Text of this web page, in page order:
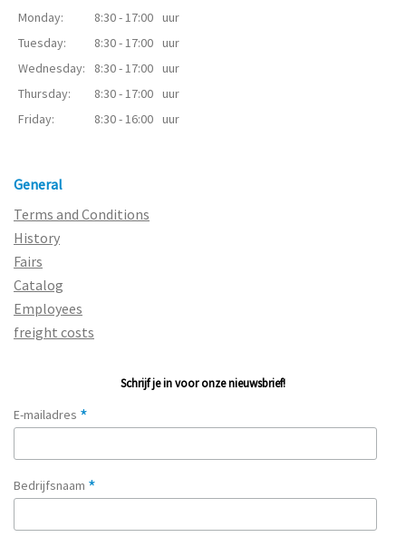
Monday: 8:30 - 17:00 uur
Tuesday:
8:30 - 17:00 uur
Wednesday:
8:30 - 17:00 uur
Thursday:
8:30 - 17:00 uur
Friday:
8:30 - 16:00 uur
General
Terms and Conditions
History
Fairs
Catalog
Employees
freight costs
Schrijf je in voor onze nieuwsbrief!
E-mailadres *
Bedrijfsnaam *